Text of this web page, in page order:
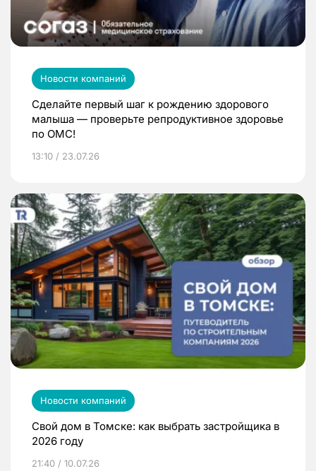
Новости компаний
Сделайте первый шаг к рождению здорового
малыша — проверьте репродуктивное здоровье
по ОМС!
13:10 / 23.07.26
Новости компаний
Свой дом в Томске: как выбрать застройщика в
2026 году
21:40 / 10.07.26